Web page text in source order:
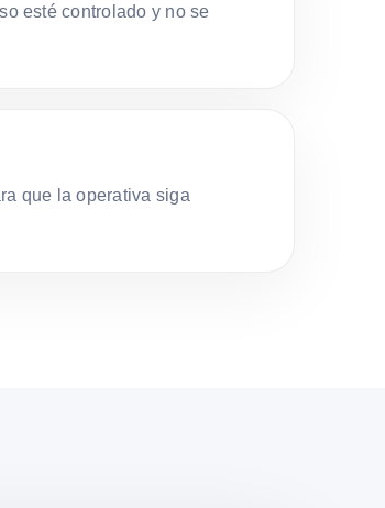
esté controlado y no se
que la operativa siga